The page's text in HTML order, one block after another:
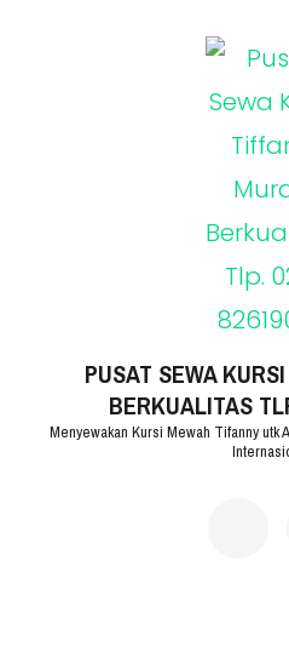
PUSAT SEWA
BERKUALITAS
Menyewakan Kursi Mewah Tifanny utk